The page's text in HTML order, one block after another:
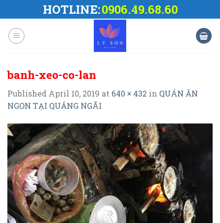
to
content
HOTLINE:0906.49.68.60
banh-xeo-co-lan
Published April 10, 2019 at 640 × 432 in QUÁN ĂN
NGON TẠI QUẢNG NGÃI